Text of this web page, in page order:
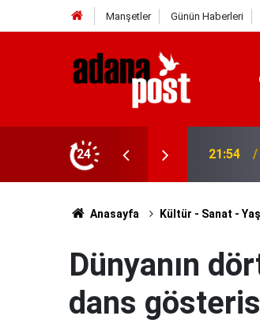
Manşetler Günün Haberleri
24
sabırsız ve öfkeli hissedebiliriz" 21:49
Anasayfa Kültür - Sanat -
Dünyanın
dans